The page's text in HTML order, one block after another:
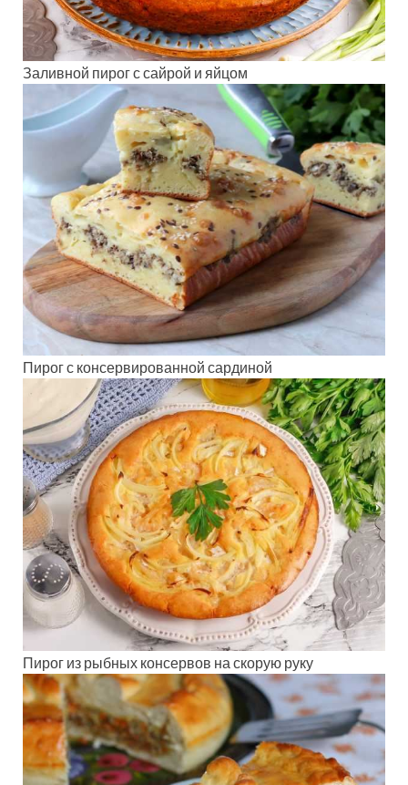
Заливной пирог с сайрой и яйцом
Пирог с консервированной сардиной
Пирог из рыбных консервов на скорую руку